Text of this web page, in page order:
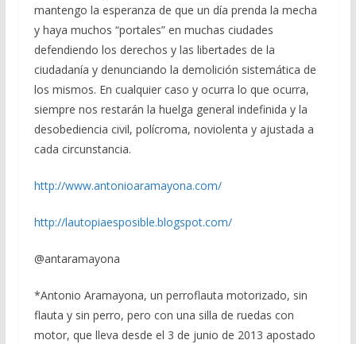
mantengo la esperanza de que un día prenda la mecha
y haya muchos “portales” en muchas ciudades
defendiendo los derechos y las libertades de la
ciudadanía y denunciando la demolición sistemática de
los mismos. En cualquier caso y ocurra lo que ocurra,
siempre nos restarán la huelga general indefinida y la
desobediencia civil, polícroma, noviolenta y ajustada a
cada circunstancia.
http://www.antonioaramayona.com/
http://lautopiaesposible.blogspot.com/
@antaramayona
*Antonio Aramayona, un perroflauta motorizado, sin
flauta y sin perro, pero con una silla de ruedas con
motor, que lleva desde el 3 de junio de 2013 apostado